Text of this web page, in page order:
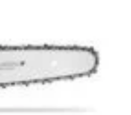
Bricolando.ro este o marca
inregistrata a societatii:
KALKI DRIM MAGAZIN S.R.L.
CUI: RO42565965